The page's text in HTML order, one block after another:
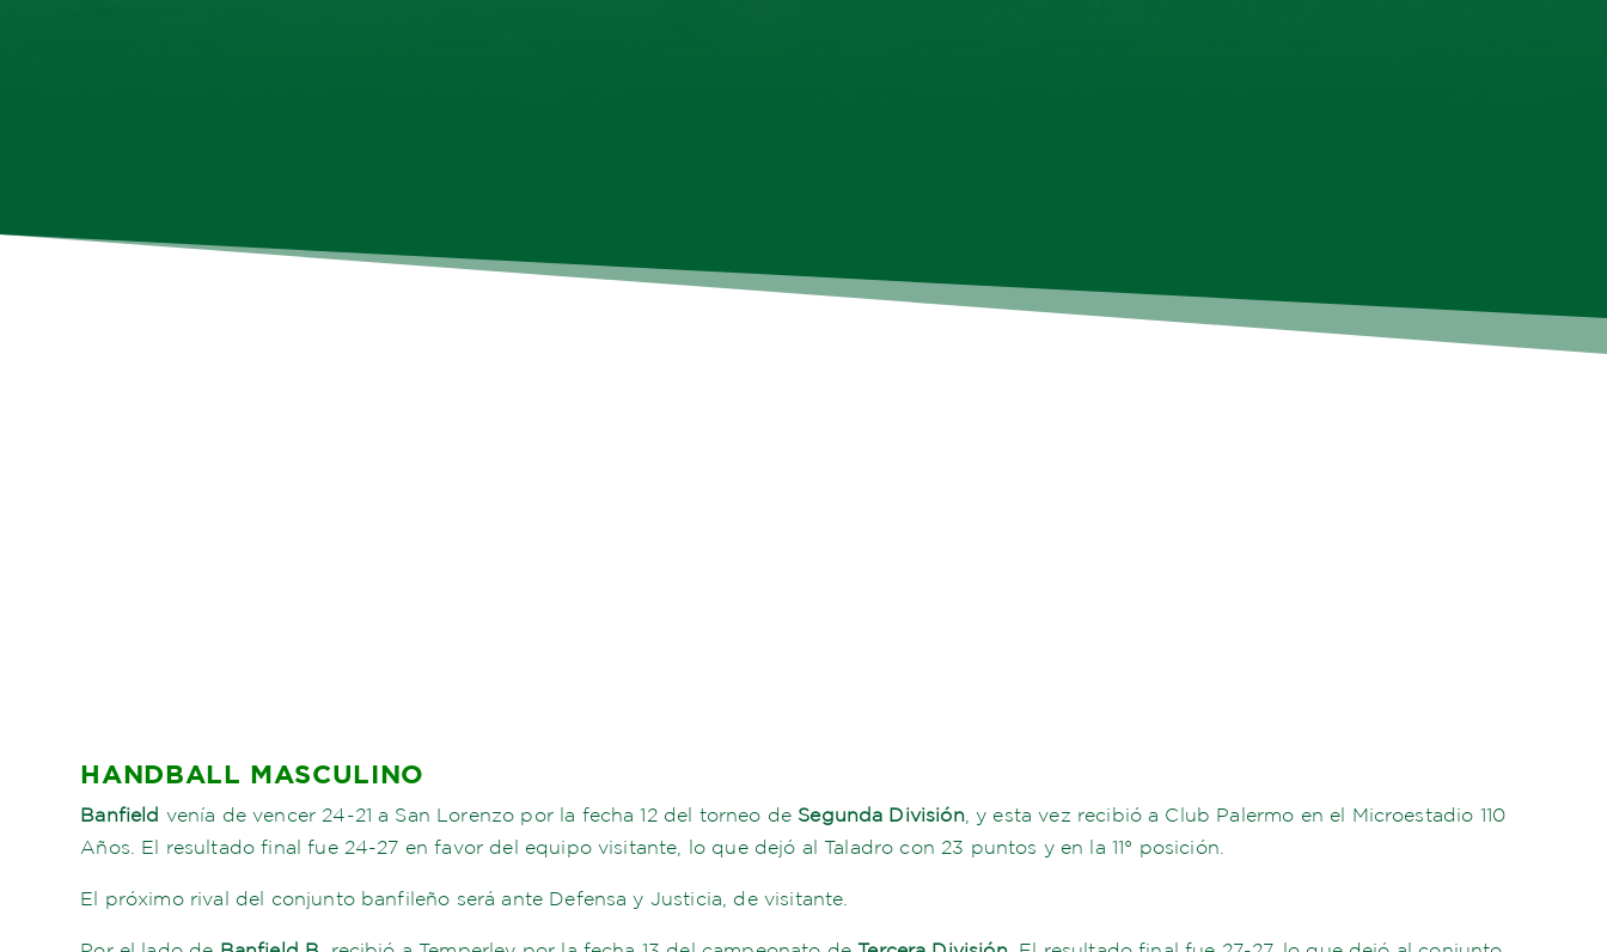
HANDBALL MASCULINO
Banfield venía de vencer 24-21 a San Lorenzo por la fecha 12 del torneo de Segunda División, y esta vez recibió a Club Palermo en el Microestadio 110
Años. El resultado final fue 24-27 en favor del equipo visitante, lo que dejó al Taladro con 23 puntos y en la 11° posición.
El próximo rival del conjunto banfileño será ante Defensa y Justicia, de visitante.